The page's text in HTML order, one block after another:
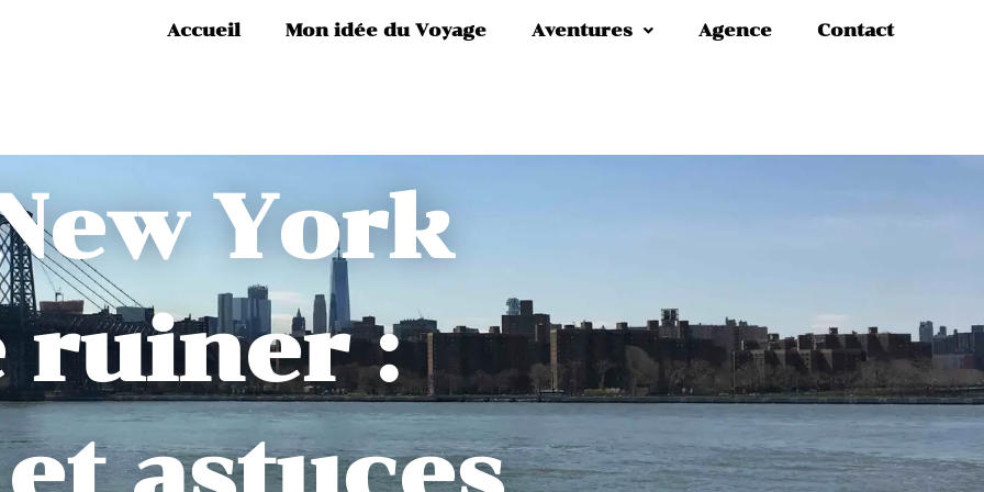
Accueil Mon idée du Voyage Aventures Agence Contact
York
ruiner :